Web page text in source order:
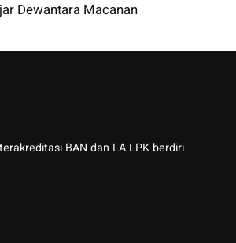
Dewantara Macanan
BAN dan LA LPK berdiri